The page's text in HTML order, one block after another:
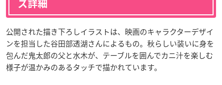
ズ詳細
公開された描き下ろしイラストは、映画のキャラクターデザイ
ンを担当した谷田部透湖さんによるもの。秋らしい装いに身を
包んだ鬼太郎の父と水木が、テーブルを囲んでカニ汁を楽しむ
様子が温かみのあるタッチで描かれています。